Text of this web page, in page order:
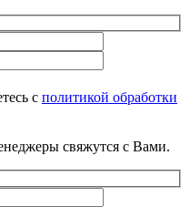
с политикой обработки
свяжутся с Вами.